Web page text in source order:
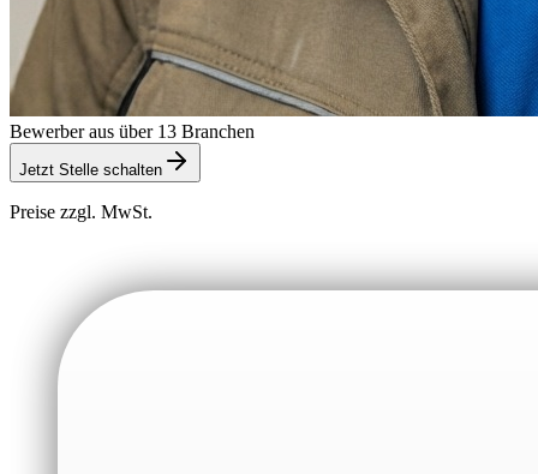
Bewerber aus über 13 Branchen
Jetzt Stelle schalten
Preise zzgl. MwSt.